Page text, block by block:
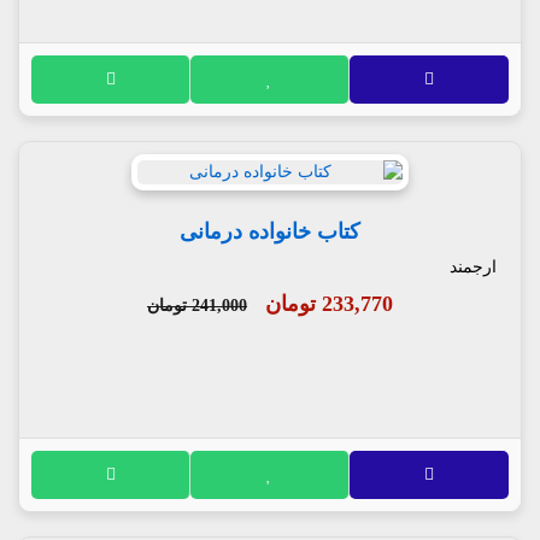
کتاب خانواده درمانی
ارجمند
233,770 تومان 241,000 تومان